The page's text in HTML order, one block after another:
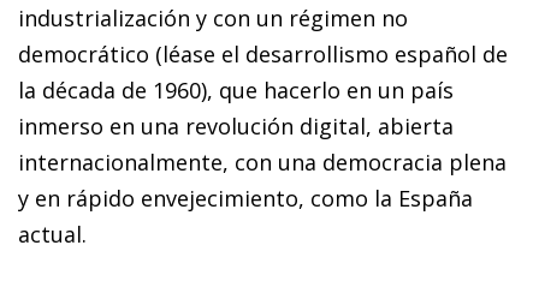
industrialización y con un régimen no
democrático (léase el desarrollismo español de
la década de 1960), que hacerlo en un país
inmerso en una revolución digital, abierta
internacionalmente, con una democracia plena
y en rápido envejecimiento, como la España
actual.